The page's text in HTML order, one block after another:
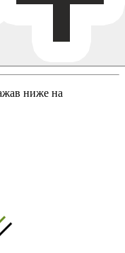
ниже на